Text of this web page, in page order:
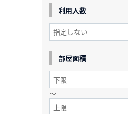
利用人数
部屋面積
～